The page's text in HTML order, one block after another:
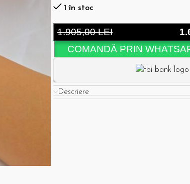
1 în stoc
1.905,00LEI
COMANDĂ PRIN
Descriere